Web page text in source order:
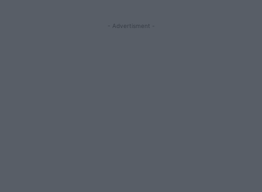
- Advertisment -